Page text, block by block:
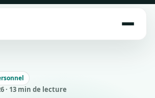
· 13 min de lecture